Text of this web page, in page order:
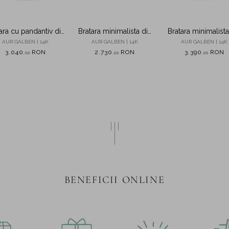
cu pandantiv din
aur galben
AUR GALBEN | 14K
3.040 00 RON
Bratara minimalista din
aur galben
AUR GALBEN | 14K
2.730 ,00 RON
Bratara minimalista
aur galben
AUR GALBEN | 14K
3.390 00 RON
BENEFICII ONLINE